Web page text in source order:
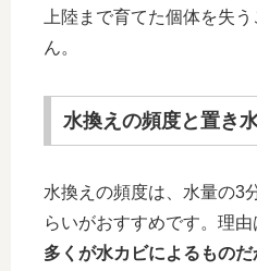
上陸まで育てた個体を失
ん。
水換えの頻度と置き
水換えの頻度は、水量の3
らいがおすすめです。理由
多くが水カビによるものだ